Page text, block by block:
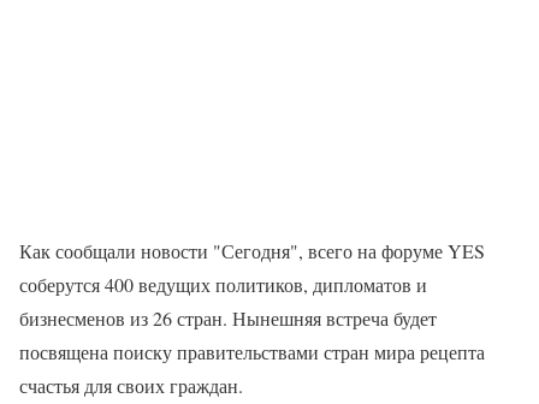
Как сообщали новости "Сегодня", всего на форуме YES
соберутся 400 ведущих политиков, дипломатов и
бизнесменов из 26 стран. Нынешняя встреча будет
посвящена поиску правительствами стран мира рецепта
счастья для своих граждан.